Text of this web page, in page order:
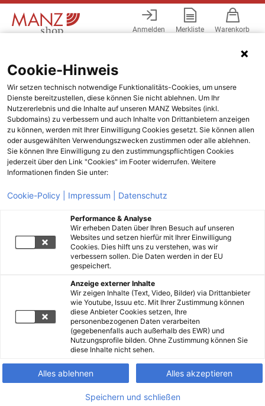
Anmelden Merkliste Warenkorb
Cookie-Hinweis
Wir setzen technisch notwendige Funktionalitäts-Cookies, um unsere
Dienste bereitzustellen, diese können Sie nicht ablehnen. Um Ihr
Nutzererlebnis und die Inhalte auf unseren MANZ Websites (inkl.
Subdomains) zu verbessern und auch Inhalte von Drittanbietern anzeigen
zu können, werden mit Ihrer Einwilligung Cookies gesetzt. Sie können allen
oder ausgewählten Verwendungszwecken zustimmen oder alle ablehnen.
Sie können Ihre Einwilligung zu den zustimmungspflichtigen Cookies
jederzeit über den Link "Cookies" im Footer widerrufen. Weitere
Informationen finden Sie unter:
Cookie-Policy | Impressum | Datenschutz
Performance & Analyse
Wir erheben Daten über Ihren Besuch auf unseren
Websites und setzen hierfür mit Ihrer Einwilligung
Cookies. Dies hilft uns zu verstehen, was wir
verbessern sollen. Die Daten werden in der EU
gespeichert.
Anzeige externer Inhalte
Wir zeigen Inhalte (Text, Video, Bilder) via Drittanbieter
wie Youtube, Issuu etc. Mit Ihrer Zustimmung können
diese Anbieter Cookies setzen, Ihre
personenbezogenen Daten verarbeiten
(gegebenenfalls auch außerhalb des EWR) und
Nutzungsprofile bilden. Ohne Zustimmung können Sie
diese Inhalte nicht sehen.
Alles ablehnen Alles akzeptieren
Speichern und schließen